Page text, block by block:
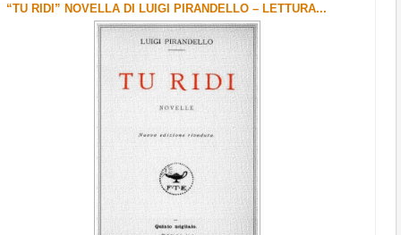
“TU RIDI” NOVELLA DI LUIGI PIRANDELLO – LETTURA...